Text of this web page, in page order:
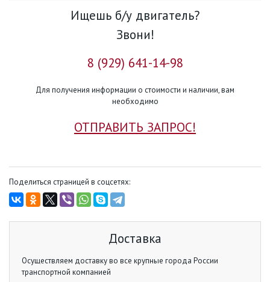
Ищешь б/у двигатель?
Звони!
8 (929) 641-14-98
Для получения информации о стоимости и наличии, вам
необходимо
ОТПРАВИТЬ ЗАПРОС!
Поделиться страницей в соцсетях:
Доставка
Осуществляем доставку во все крупные города России
транспортной компанией